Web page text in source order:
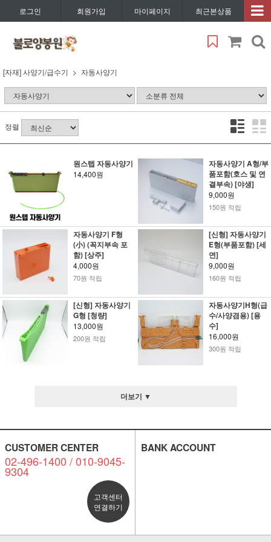
로그인 회원가입 마이페이지 최근본상품
[자재] 사양기/급수기 자동사양기
정렬
원스텝 자동사양기
14,400원
자동사양기 A형/부
품포함(호스 및 연
결부속) [야생]
9,000원
150원 적립
자동사양기 F형
(小) (꼭지부속 포
함) [상주]
4,000원
70원 적립
[신형] 자동사양기
E형(부품포함) [세
연]
9,000원
160원 적립
[신형] 자동사양기
G형 [청량]
13,000원
200원 적립
자동사양기H형(급
수/사양겸용) [용
수]
16,000원
300원 적립
더보기 ▼
CUSTOMER CENTER
02-496-1400 / 010-9045-
9304
고객센터
연결하기
BANK ACCOUNT